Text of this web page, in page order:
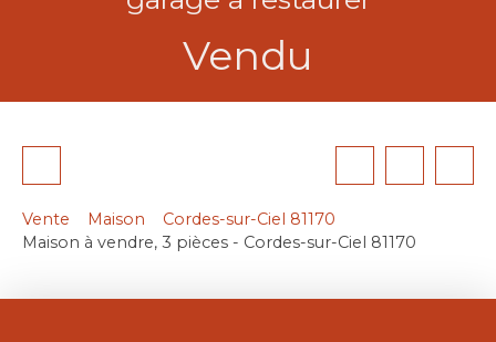
Vendu
Vente Maison
Cordes-sur-Ciel 81170
Maison à vendre, 3 pièces - Cordes-sur-Ciel 81170